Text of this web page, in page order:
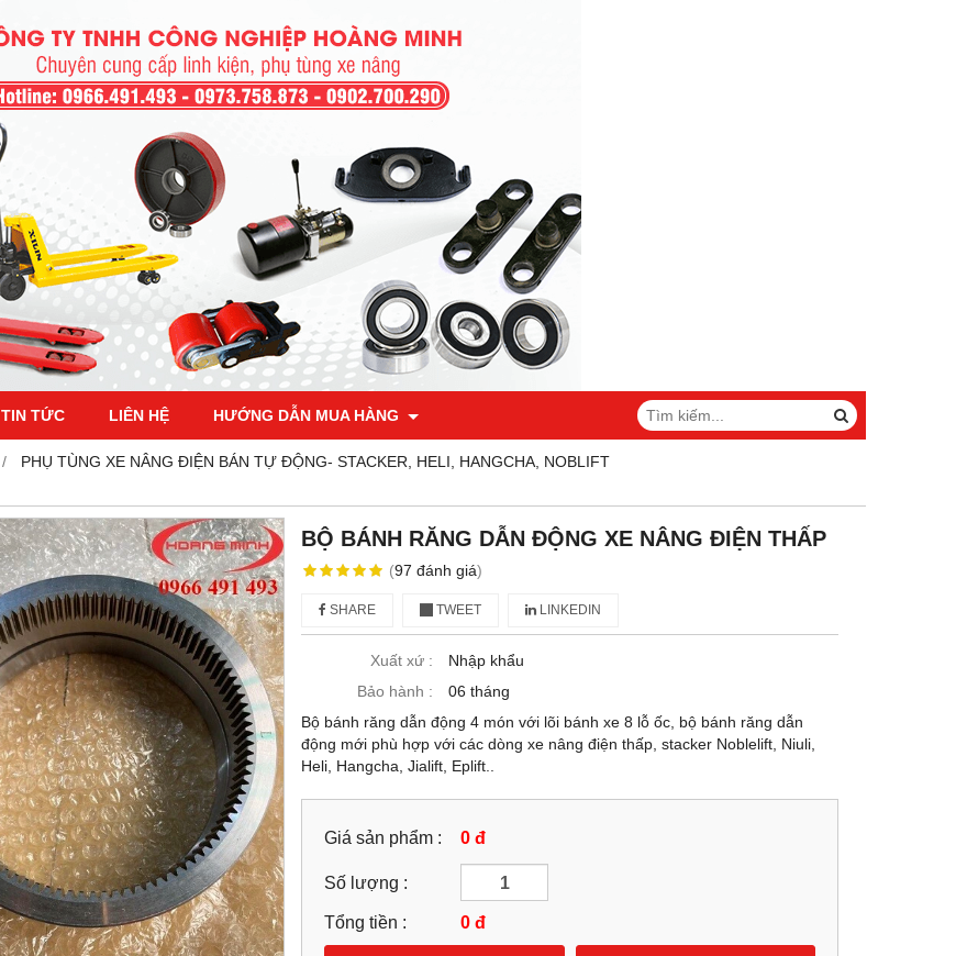
TIN TỨC LIÊN HỆ HƯỚNG DẪN MUA HÀNG
PHỤ TÙNG XE NÂNG ĐIỆN BÁN TỰ ĐỘNG- STACKER, HELI, HANGCHA, NOBLIFT
BỘ BÁNH RĂNG DẪN ĐỘNG XE NÂNG ĐIỆN THẤP
(97 đánh giá)
SHARE TWEET LINKEDIN
Xuất xứ :
Nhập khẩu
Bảo hành :
06 tháng
Bộ bánh răng dẫn động 4 món với lõi bánh xe 8 lỗ ốc, bộ bánh răng dẫn
động mới phù hợp với các dòng xe nâng điện thấp, stacker Noblelift, Niuli,
Heli, Hangcha, Jialift, Eplift..
Giá sản phẩm : 0 đ
Số lượng :
Tổng tiền : 0 đ